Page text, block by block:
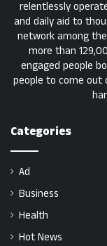
relentlessly
and daily aid to
network among
more than
engaged people
people to come out
Categories
Ad
Business
Health
Hot News